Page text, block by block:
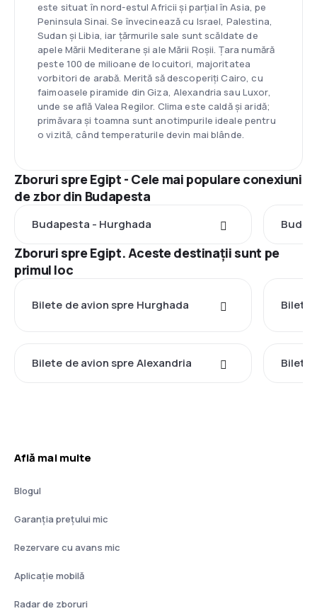
este situat în nord-estul Africii și parțial în Asia, pe
Peninsula Sinai. Se învecinează cu Israel, Palestina,
Sudan și Libia, iar țărmurile sale sunt scăldate de
apele Mării Mediterane și ale Mării Roșii. Țara numără
peste 100 de milioane de locuitori, majoritatea
vorbitori de arabă. Merită să descoperiți Cairo, cu
faimoasele piramide din Giza, Alexandria sau Luxor,
unde se află Valea Regilor. Clima este caldă și aridă;
primăvara și toamna sunt anotimpurile ideale pentru
o vizită, când temperaturile devin mai blânde.
Zboruri spre Egipt - Cele mai populare conexiuni
de zbor din Budapesta
Budapesta - Hurghada
Zboruri spre Egipt. Aceste destinații sunt pe
primul loc
Bilete de avion spre Hurghada Bilete
Bilete de avion spre Alexandria Bilete
Află mai multe
Blogul
Garanția prețului mic
Rezervare cu avans mic
Aplicație mobilă
Radar de zboruri